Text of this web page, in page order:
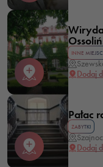
INNE
Dodaj
Pałac
ZABYTKI
Dodaj